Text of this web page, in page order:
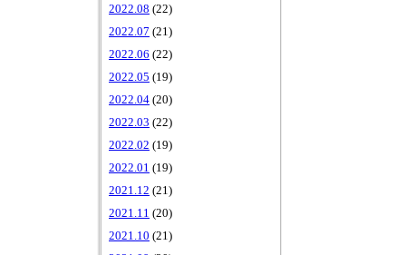
2022.08 (22)
2022.07 (21)
2022.06 (22)
2022.05 (19)
2022.04 (20)
2022.03 (22)
2022.02 (19)
2022.01 (19)
2021.12 (21)
2021.11 (20)
2021.10 (21)